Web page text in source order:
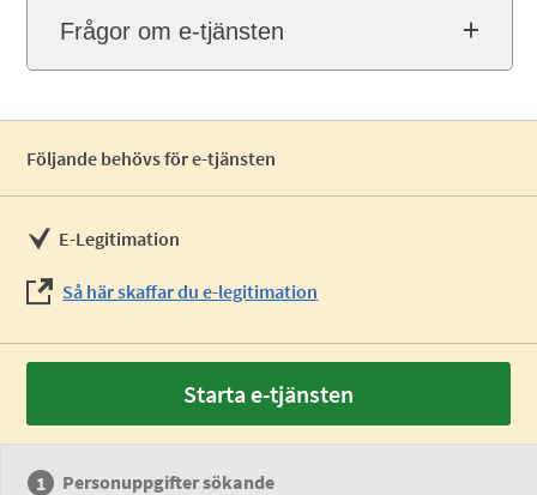
Frågor om e-tjänsten
Följande behövs för e-tjänsten
E-Legitimation
Så här skaffar du e-legitimation
Starta e-tjänsten
Personuppgifter sökande